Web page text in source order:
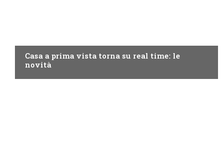
Casa a prima vista torna su real time: le
novità